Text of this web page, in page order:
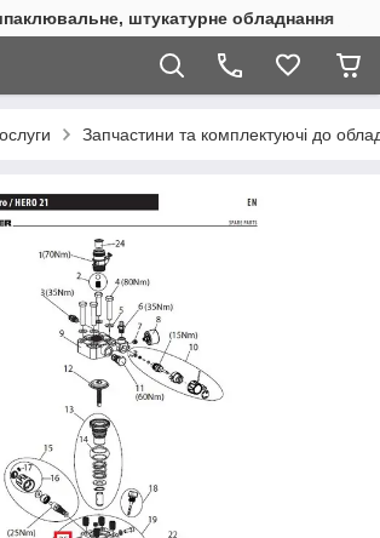
штукатурне обладнання
Запчастини та комплектуючі до